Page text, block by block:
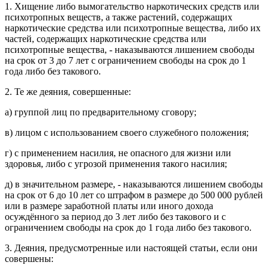
1. Хищение либо вымогательство наркотических средств или
психотропных веществ, а также растений, содержащих
наркотические средства или психотропные вещества, либо их
частей, содержащих наркотические средства или
психотропные вещества, - наказываются лишением свободы
на срок от 3 до 7 лет с ограничением свободы на срок до 1
года либо без такового.
2. Те же деяния, совершенные:
а) группой лиц по предварительному сговору;
в) лицом с использованием своего служебного положения;
г) с применением насилия, не опасного для жизни или
здоровья, либо с угрозой применения такого насилия;
д) в значительном размере, - наказываются лишением свободы
на срок от 6 до 10 лет со штрафом в размере до 500 000 рублей
или в размере заработной платы или иного дохода
осуждённого за период до 3 лет либо без такового и с
ограничением свободы на срок до 1 года либо без такового.
3. Деяния, предусмотренные или настоящей статьи, если они
совершены: